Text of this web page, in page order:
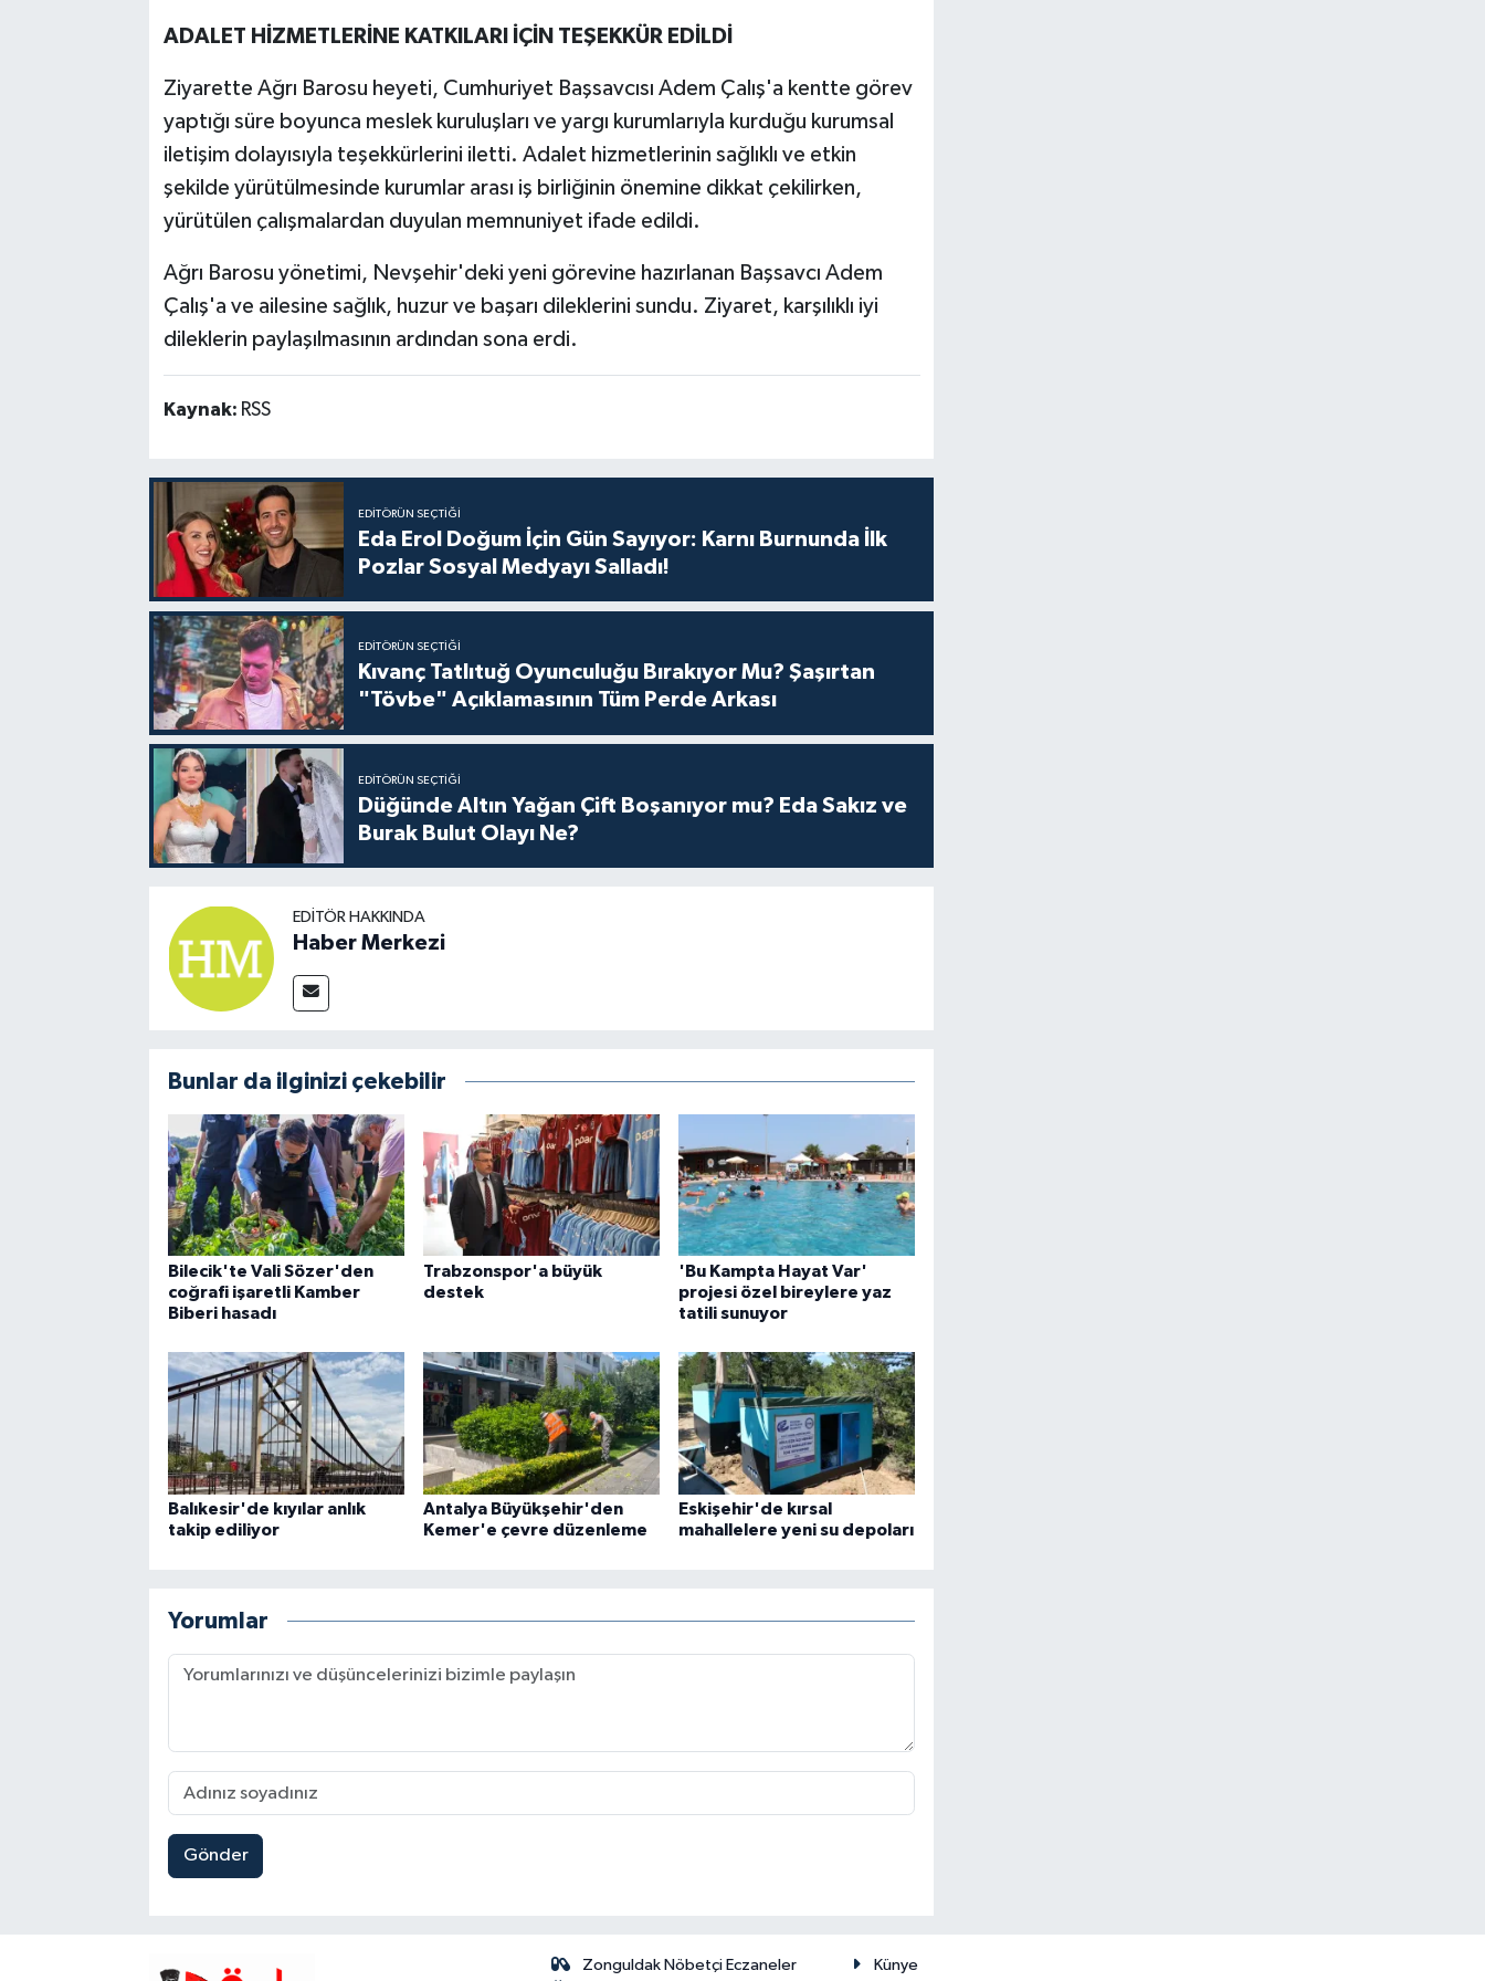
ADALET HİZMETLERİNE KATKILARI İÇİN TEŞEKKÜR EDİLDİ
Ziyarette Ağrı Barosu heyeti, Cumhuriyet Başsavcısı Adem Çalış'a kentte görev
yaptığı süre boyunca meslek kuruluşları ve yargı kurumlarıyla kurduğu kurumsal
iletişim dolayısıyla teşekkürlerini iletti. Adalet hizmetlerinin sağlıklı ve etkin
şekilde yürütülmesinde kurumlar arası iş birliğinin önemine dikkat çekilirken,
yürütülen çalışmalardan duyulan memnuniyet ifade edildi.
Ağrı Barosu yönetimi, Nevşehir'deki yeni görevine hazırlanan Başsavcı Adem
Çalış'a ve ailesine sağlık, huzur ve başarı dileklerini sundu. Ziyaret, karşılıklı iyi
dileklerin paylaşılmasının ardından sona erdi.
Kaynak: RSS
EDITÖRÜN SEÇTIĞI
Eda Erol Doğum İçin Gün Sayıyor: Karnı Burnunda İlk
Pozlar Sosyal Medyayı Salladı!
EDITÖRÜN SEÇTIĞI
Kıvanç Tatlıtuğ Oyunculuğu Bırakıyor Mu? Şaşırtan
"Tövbe" Açıklamasının Tüm Perde Arkası
EDITÖRÜN SEÇTIĞI
Düğünde Altın Yağan Çift Boşanıyor mu? Eda Sakız ve
Burak Bulut Olayı Ne?
EDITÖR HAKKINDA
Haber Merkezi
Bunlar da ilginizi çekebilir
Bilecik'te Vali Sözer'den
coğrafi işaretli Kamber
Biberi hasadı
Trabzonspor'a büyük
destek
'Bu Kampta Hayat Var'
projesi özel bireylere yaz
tatili sunuyor
Balıkesir'de kıyılar anlık
takip ediliyor
Antalya Büyükşehir'den
Kemer'e çevre düzenleme
Eskişehir'de kırsal
mahallelere yeni su depoları
Yorumlar
Gönder
Zonguldak Nöbetçi Eczaneler Künye